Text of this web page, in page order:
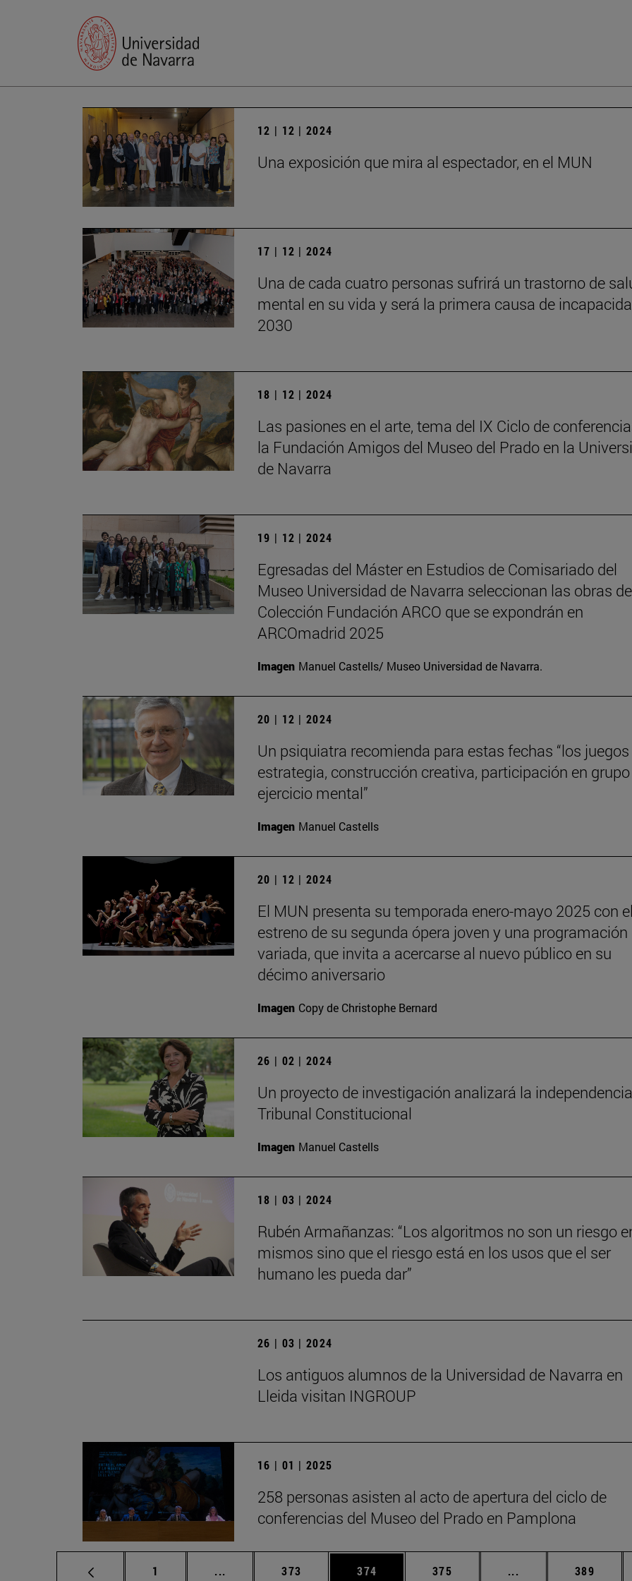
12 | 12 | 2024
Una exposición que mira al espectador, en el MUN
17 | 12 | 2024
Una de cada cuatro personas sufrirá un trastorno de
mental en su vida y será la primera causa de
2030
18 | 12 | 2024
Las pasiones en el arte, tema del IX Ciclo de
la Fundación Amigos del Museo del Prado en la
de Navarra
19 | 12 | 2024
Egresadas del Máster en Estudios de Comisariado del
Museo Universidad de Navarra seleccionan las obras
Colección Fundación ARCO que se expondrán en
ARCOmadrid 2025
Imagen Manuel Castells/ Museo Universidad de Navarra.
20 | 12 | 2024
Un psiquiatra recomienda para estas fechas “los
estrategia, construcción creativa, participación en
ejercicio mental”
Imagen Manuel Castells
20 | 12 | 2024
El MUN presenta su temporada enero-mayo 2025 con el
estreno de su segunda ópera joven y una programación
variada, que invita a acercarse al nuevo público en su
décimo aniversario
Imagen Copy de Christophe Bernard
26 | 02 | 2024
Un proyecto de investigación analizará la
Tribunal Constitucional
Imagen Manuel Castells
18 | 03 | 2024
Rubén Armañanzas: “Los algoritmos no son un riesgo
mismos sino que el riesgo está en los usos que el ser
humano les pueda dar”
26 | 03 | 2024
Los antiguos alumnos de la Universidad de Navarra en
Lleida visitan INGROUP
16 | 01 | 2025
258 personas asisten al acto de apertura del ciclo de
conferencias del Museo del Prado en Pamplona
Página
1 ... Páginas intermedias Use TAB para desplazarse.
Página
373 Página
374 Página
375 ... Páginas intermedias
Página
389